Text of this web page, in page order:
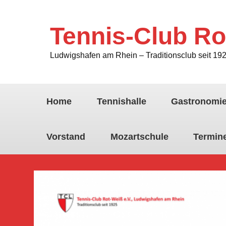
Tennis-Club
Ludwigshafen am Rhein – Traditionsclub seit
Home Tennishalle
Vorstand Mozartschule